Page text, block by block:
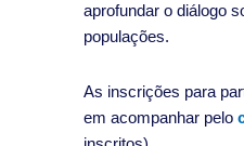
aprofundar o diálogo
populações.
As inscrições para
em acompanhar pelo